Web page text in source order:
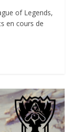
of Legends,
en cours de